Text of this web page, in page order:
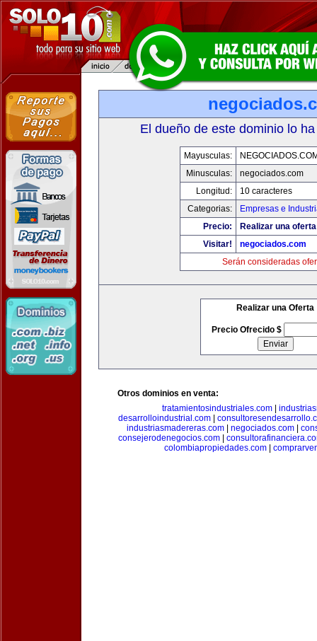
El dueño de este dominio lo
Mayusculas:
Minusculas:
negociados.com
Longitud:
10 caracteres
Categorias:
Empresas e
Precio:
Realizar una
Visitar!
negociados.com
Serán consideradas
Realizar una Oferta
Precio Ofrecido $
Otros dominios en venta:
tratamientosindustriales.com
desarrolloindustrial.com|
industriasmadereras.com
negociados.com
consejerodenegocios.com
colombiapropiedades.com|